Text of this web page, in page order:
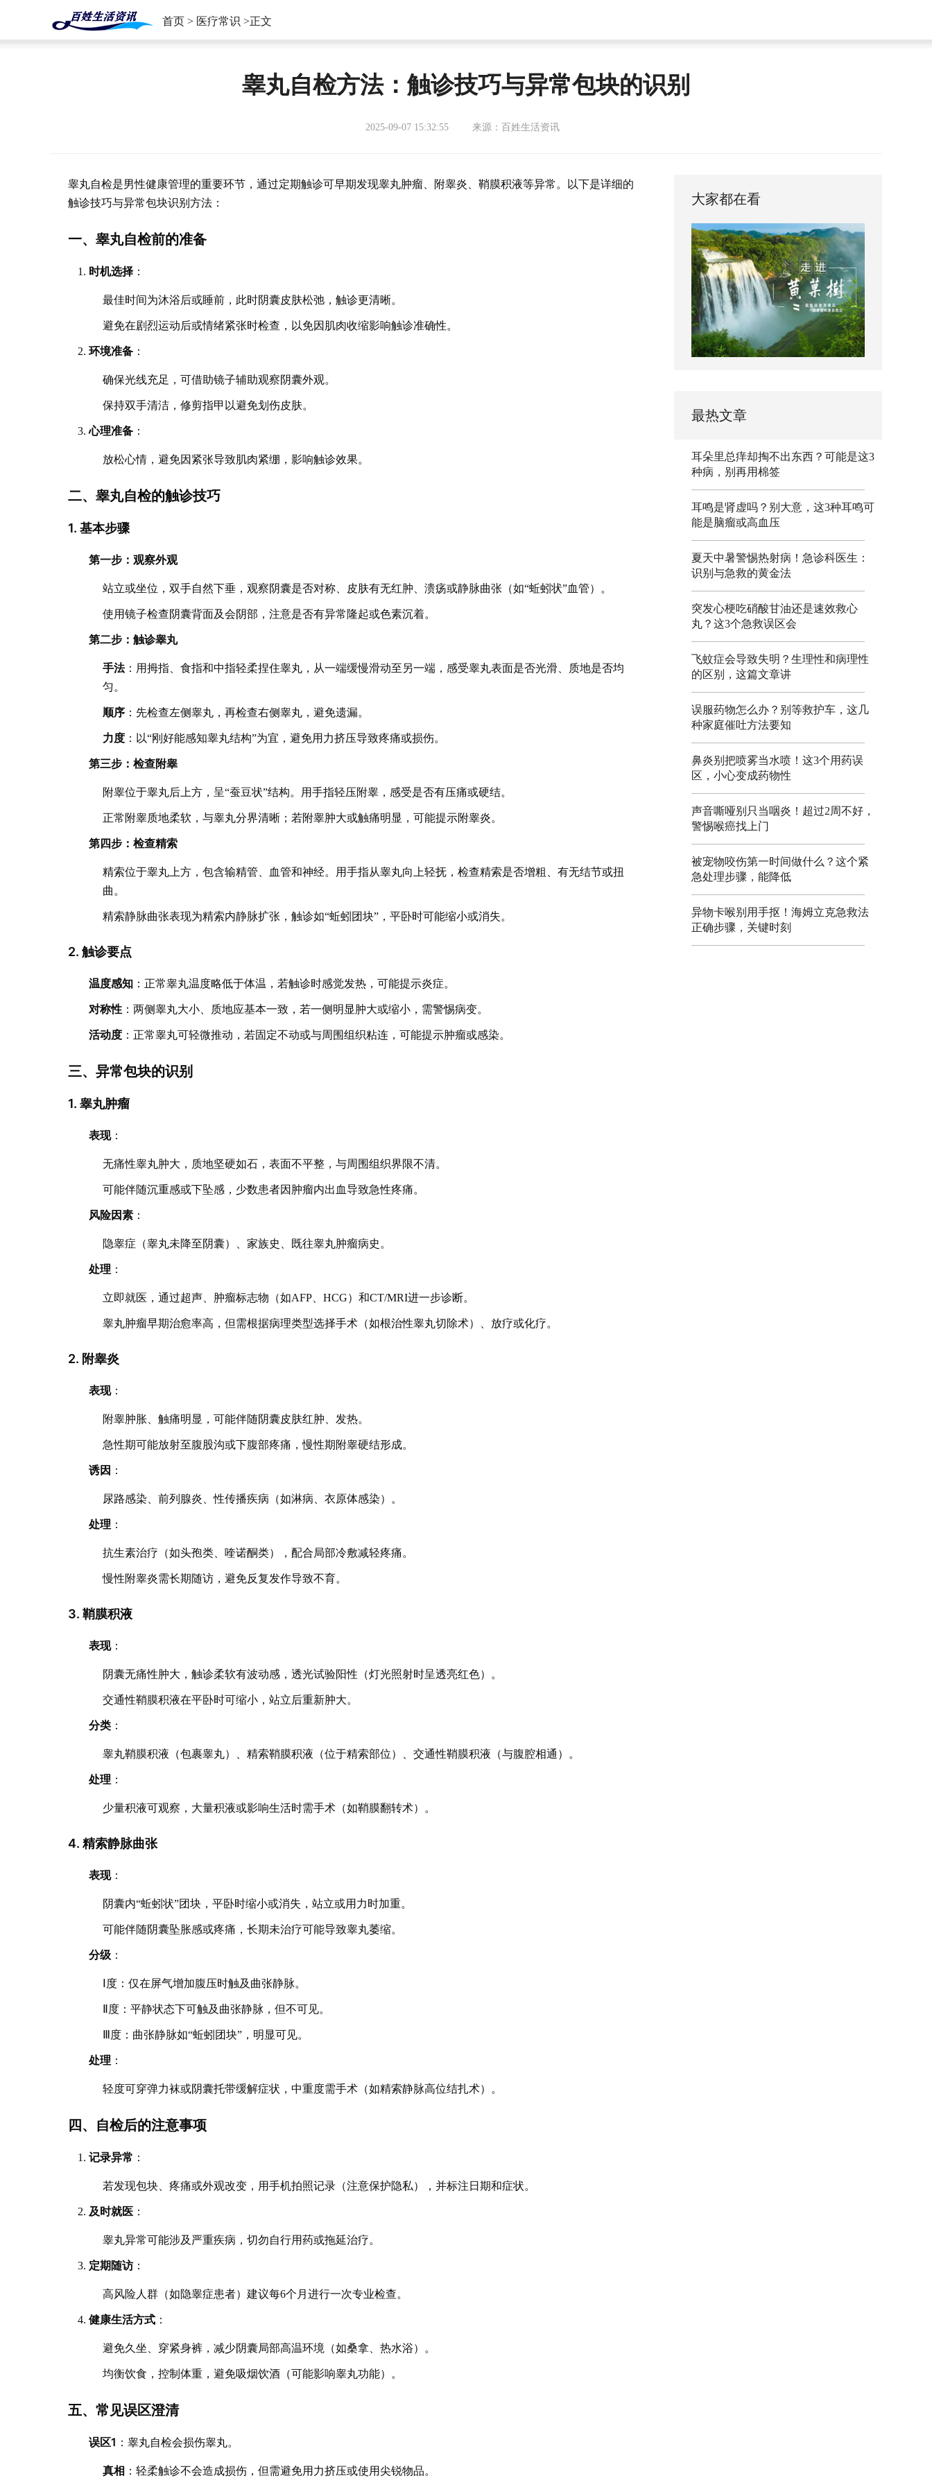
首页 > 医疗常识 >正文
睾丸自检方法：触诊技巧与异常包块的识别
2025-09-07 15:32:55 来源：百姓生活资讯
睾丸自检是男性健康管理的重要环节，通过定期触诊可早期发现睾丸肿瘤、附睾炎、鞘膜积液等异常。以下是详细的
触诊技巧与异常包块识别方法：
一、睾丸自检前的准备
时机选择 ：
最佳时间为沐浴后或睡前，此时阴囊皮肤松弛，触诊更清晰。
避免在剧烈运动后或情绪紧张时检查，以免因肌肉收缩影响触诊准确性。
环境准备 ：
确保光线充足，可借助镜子辅助观察阴囊外观。
保持双手清洁，修剪指甲以避免划伤皮肤。
心理准备 ：
放松心情，避免因紧张导致肌肉紧绷，影响触诊效果。
二、睾丸自检的触诊技巧
1. 基本步骤
第一步：观察外观
站立或坐位，双手自然下垂，观察阴囊是否对称、皮肤有无红肿、溃疡或静脉曲张（如“蚯蚓状”血管）。
使用镜子检查阴囊背面及会阴部，注意是否有异常隆起或色素沉着。
第二步：触诊睾丸
手法：用拇指、食指和中指轻柔捏住睾丸，从一端缓慢滑动至另一端，感受睾丸表面是否光滑、质地是否均
匀。
顺序 ：先检查左侧睾丸，再检查右侧睾丸，避免遗漏。
力度 ：以“刚好能感知睾丸结构”为宜，避免用力挤压导致疼痛或损伤。
第三步：检查附睾
附睾位于睾丸后上方，呈“蚕豆状”结构。用手指轻压附睾，感受是否有压痛或硬结。
正常附睾质地柔软，与睾丸分界清晰；若附睾肿大或触痛明显，可能提示附睾炎。
第四步：检查精索
精索位于睾丸上方，包含输精管、血管和神经。用手指从睾丸向上轻抚，检查精索是否增粗、有无结节或扭
曲。
精索静脉曲张表现为精索内静脉扩张，触诊如“蚯蚓团块”，平卧时可能缩小或消失。
2. 触诊要点
温度感知 ：正常睾丸温度略低于体温，若触诊时感觉发热，可能提示炎症。
对称性 ：两侧睾丸大小、质地应基本一致，若一侧明显肿大或缩小，需警惕病变。
活动度 ：正常睾丸可轻微推动，若固定不动或与周围组织粘连，可能提示肿瘤或感染。
三、异常包块的识别
1. 睾丸肿瘤
表现：
无痛性睾丸肿大，质地坚硬如石，表面不平整，与周围组织界限不清。
可能伴随沉重感或下坠感，少数患者因肿瘤内出血导致急性疼痛。
风险因素 ：
隐睾症（睾丸未降至阴囊）、家族史、既往睾丸肿瘤病史。
处理 ：
立即就医，通过超声、肿瘤标志物（如AFP、HCG）和CT/MRI进一步诊断。
睾丸肿瘤早期治愈率高，但需根据病理类型选择手术（如根治性睾丸切除术）、放疗或化疗。
2. 附睾炎
表现：
附睾肿胀、触痛明显，可能伴随阴囊皮肤红肿、发热。
急性期可能放射至腹股沟或下腹部疼痛，慢性期附睾硬结形成。
诱因 ：
尿路感染、前列腺炎、性传播疾病（如淋病、衣原体感染）。
处理 ：
抗生素治疗（如头孢类、喹诺酮类），配合局部冷敷减轻疼痛。
慢性附睾炎需长期随访，避免反复发作导致不育。
3. 鞘膜积液
表现：
阴囊无痛性肿大，触诊柔软有波动感，透光试验阳性（灯光照射时呈透亮红色）。
交通性鞘膜积液在平卧时可缩小，站立后重新肿大。
分类 ：
睾丸鞘膜积液（包裹睾丸）、精索鞘膜积液（位于精索部位）、交通性鞘膜积液（与腹腔相通）。
处理 ：
少量积液可观察，大量积液或影响生活时需手术（如鞘膜翻转术）。
4. 精索静脉曲张
表现：
阴囊内“蚯蚓状”团块，平卧时缩小或消失，站立或用力时加重。
可能伴随阴囊坠胀感或疼痛，长期未治疗可能导致睾丸萎缩。
分级 ：
Ⅰ度：仅在屏气增加腹压时触及曲张静脉。
Ⅱ度：平静状态下可触及曲张静脉，但不可见。
Ⅲ度：曲张静脉如“蚯蚓团块”，明显可见。
处理 ：
轻度可穿弹力袜或阴囊托带缓解症状，中重度需手术（如精索静脉高位结扎术）。
四、自检后的注意事项
记录异常 ：
若发现包块、疼痛或外观改变，用手机拍照记录（注意保护隐私），并标注日期和症状。
及时就医 ：
睾丸异常可能涉及严重疾病，切勿自行用药或拖延治疗。
定期随访：
高风险人群（如隐睾症患者）建议每6个月进行一次专业检查。
健康生活方式 ：
避免久坐、穿紧身裤，减少阴囊局部高温环境（如桑拿、热水浴）。
均衡饮食，控制体重，避免吸烟饮酒（可能影响睾丸功能）。
五、常见误区澄清
误区1 ：睾丸自检会损伤睾丸。
真相 ：轻柔触诊不会造成损伤，但需避免用力挤压或使用尖锐物品。
大家都在看
最热文章
耳朵里总痒却掏不出东西？可能是这3
种病，别再用棉签
耳鸣是肾虚吗？别大意，这3种耳鸣可
能是脑瘤或高血压
夏天中暑警惕热射病！急诊科医生：
识别与急救的黄金法
突发心梗吃硝酸甘油还是速效救心
丸？这3个急救误区会
飞蚊症会导致失明？生理性和病理性
的区别，这篇文章讲
误服药物怎么办？别等救护车，这几
种家庭催吐方法要知
鼻炎别把喷雾当水喷！这3个用药误
区，小心变成药物性
声音嘶哑别只当咽炎！超过2周不好，
警惕喉癌找上门
被宠物咬伤第一时间做什么？这个紧
急处理步骤，能降低
异物卡喉别用手抠！海姆立克急救法
正确步骤，关键时刻